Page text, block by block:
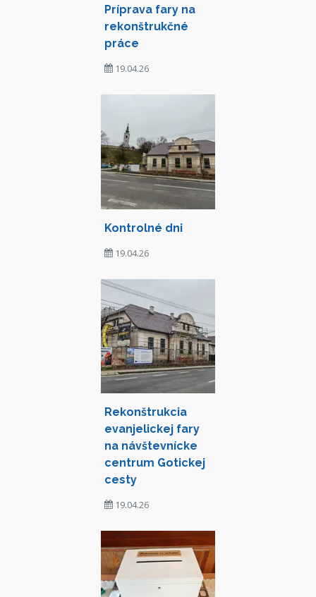
Príprava fary na
rekonštrukčné
práce
19.04.26
Kontrolné dni
19.04.26
Rekonštrukcia
evanjelickej fary
na návštevnícke
centrum Gotickej
cesty
19.04.26